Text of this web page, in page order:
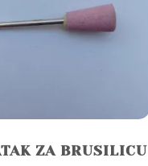
ZA BRUSILICU